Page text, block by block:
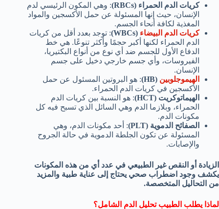
كريات الدم الحمراء (RBCs)
: وهي المكون الرئيسي لدم
الإنسان، حيث إنها المسئولة عن حمل الأكسجين والمواد
المغذية لكافة أنحاء الجسم.
كريات الدم البيضاء (WBCs)
: توجد بعدد أقل من كريات
الدم الحمراء لكنها أكبر حجمًا وأكثر تنوعًا. هي خط
الدفاع الأول للجسم ضد أي نوع من أنواع البكتيريا،
الفيروسات، وأي جسم خارجي دخيل على جسم
الإنسان.
الهيموجلوبين (HB)
: هو البروتين المسئول عن حمل
الأكسجين في كريات الدم الحمراء.
الهيماتوكريت (HCT)
: هو النسبة بين كريات الدم
الحمراء، وبلازما الدم وهي السائل الذي تسبح فيه كل
مكونات الدم.
الصفائح الدموية (PLT)
: أحد مكونات الدم، وهي
المسئولة عن تكون الجلطة الدموية في حالة الجروح
والإصابات.
الزيادة أو النقص غير الطبيعي في عدد أي من هذه المكونات
يكشف وجود اضطراب صحي يحتاج إلى عناية طبية والمزيد
من التحاليل المتخصصة.
لماذا يطلب الطبيب تحليل الدم الشامل؟